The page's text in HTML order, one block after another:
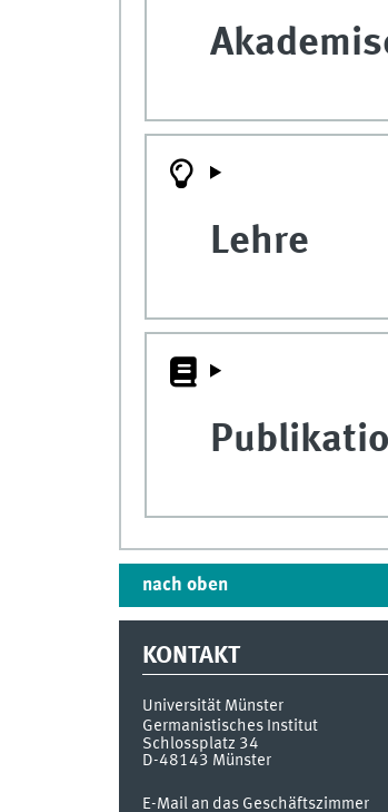
Lehre
nach oben
KONTAKT
Universität Münster
Germanistisches Institut
Schlossplatz 34
D-48143 Münster
E-Mail an das Geschäftszimmer